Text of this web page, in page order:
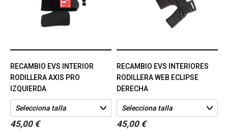
RECAMBIO EVS INTERIOR
RODILLERA AXIS PRO
IZQUIERDA
45,00 €
RECAMBIO EVS INTERIORES
RODILLERA WEB ECLIPSE
DERECHA
45,00 €